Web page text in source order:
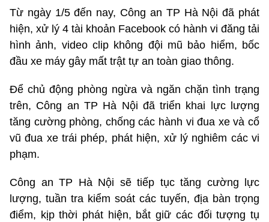
Từ ngày 1/5 đến nay, Công an TP Hà Nội đã phát
hiện, xử lý 4 tài khoản Facebook có hành vi đăng tải
hình ảnh, video clip không đội mũ bảo hiểm, bốc
đầu xe máy gây mất trật tự an toàn giao thông.
Để chủ động phòng ngừa và ngăn chặn tình trạng
trên, Công an TP Hà Nội đã triển khai lực lượng
tăng cường phòng, chống các hành vi đua xe và cổ
vũ đua xe trái phép, phát hiện, xử lý nghiêm các vi
phạm.
Công an TP Hà Nội sẽ tiếp tục tăng cường lực
lượng, tuần tra kiểm soát các tuyến, địa bàn trọng
điểm, kịp thời phát hiện, bắt giữ các đối tượng tụ